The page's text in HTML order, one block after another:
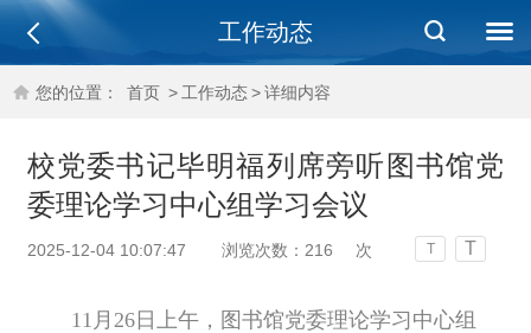
工作动态
您的位置： 首页 > 工作动态>详细内容
校党委书记毕明福列席旁听图书馆党
委理论学习中心组学习会议
2025-12-04 10:07:47 浏览次数： 216 次 T T
11月26日上午，图书馆党委理论学习中心组